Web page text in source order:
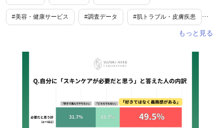
#美容・健康サービス #調査データ #肌トラブル・皮膚疾患